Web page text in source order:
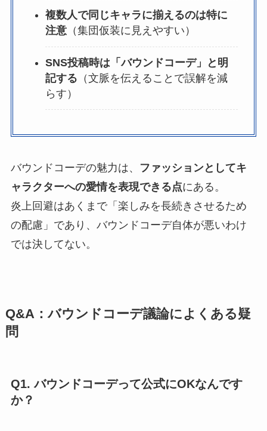
複数人で同じキャラに揃えるのは特に
注意（集団仮装に見えやすい）
SNS投稿時は「バウンドコーデ」と明
記する （文脈を伝えることで誤解を減
らす）
バウンドコーデの魅力は、
ファッションとしてキ
ャラクターへの愛情を表現できる点にある。
炎上回避はあくまで「楽しみを長続きさせるため
の配慮」であり、バウンドコーデ自体が悪いわけ
では決してない。
Q&A：バウンドコーデ議論によくある疑
問
Q1. バウンドコーデって公式にOKなんです
か？